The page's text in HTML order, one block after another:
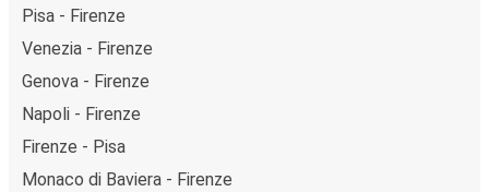
Pisa - Firenze
Venezia - Firenze
Genova - Firenze
Napoli - Firenze
Firenze - Pisa
Monaco di Baviera - Firenze